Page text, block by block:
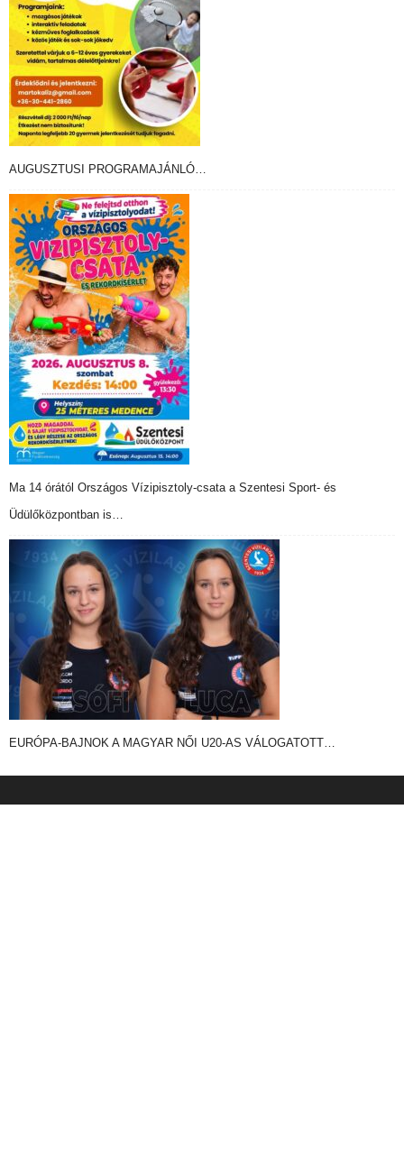
AUGUSZTUSI PROGRAMAJÁNLÓ…
Ma 14 órától Országos Vízipisztoly-csata a Szentesi Sport- és
Üdülőközpontban is…
EURÓPA-BAJNOK A MAGYAR NŐI U20-AS VÁLOGATOTT…